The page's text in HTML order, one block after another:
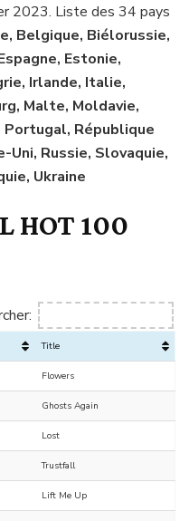
2023. Liste des 34 pays
Belgique, Biélorussie,
Estonie,
Irlande, Italie,
Malte, Moldavie,
Portugal, République
Uni, Russie, Slovaquie,
Ukraine
HOT 100
Title
Flowers
Ghosts Again
Lost
Trustfall
Lift Me Up